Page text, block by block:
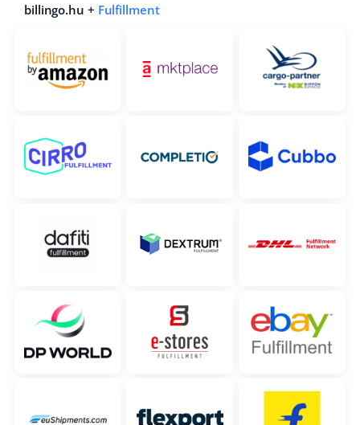
billingo.hu + Fulfillment